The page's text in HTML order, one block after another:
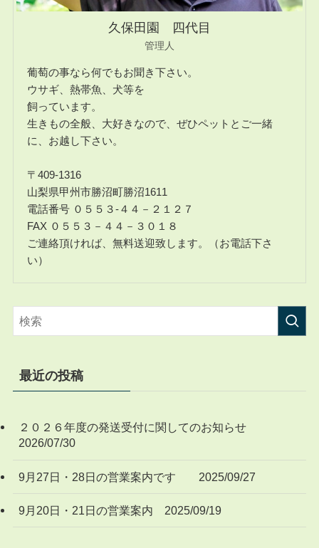
久保田園 四代目
管理人
葡萄の事なら何でもお聞き下さい。
ウサギ、熱帯魚、犬等を
飼っています。
生きもの全般、大好きなので、ぜひペットとご一緒
に、お越し下さい。
〒409-1316
山梨県甲州市勝沼町勝沼1611
電話番号 ０５５３-４４－２１２７
FAX ０５５３－４４－３０１８
ご連絡頂ければ、無料送迎致します。（お電話下さ
い）
最近の投稿
２０２６年度の発送受付に関してのお知らせ
2026/07/30
9月27日・28日の営業案内です 2025/09/27
9月20日・21日の営業案内 2025/09/19